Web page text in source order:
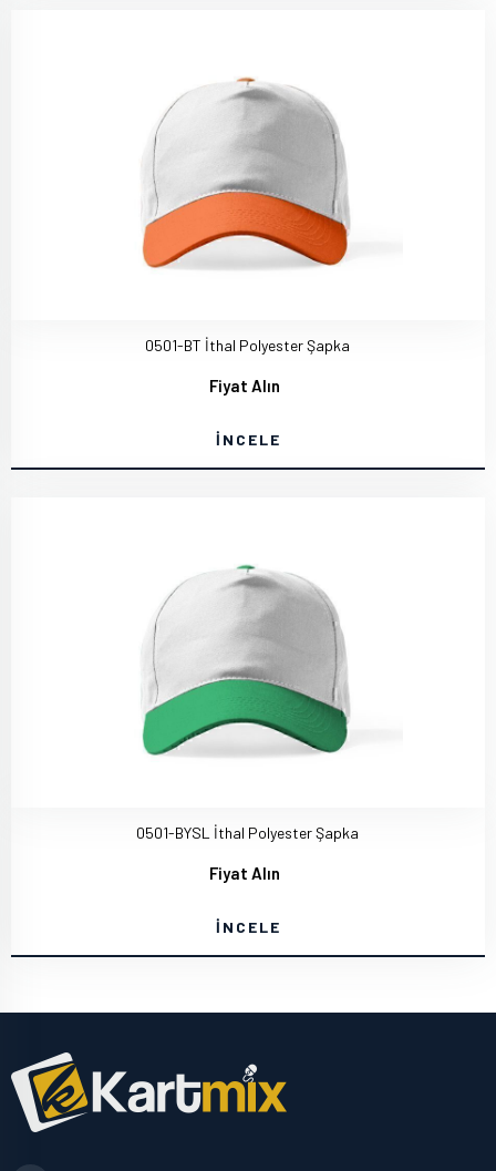
0501-BT İthal Polyester Şapka
Fiyat Alın
İNCELE
0501-BYSL İthal Polyester Şapka
Fiyat Alın
İNCELE